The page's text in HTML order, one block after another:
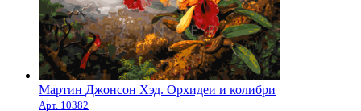
Мартин Джонсон Хэд. Орхидеи и колибри
Арт. 10382